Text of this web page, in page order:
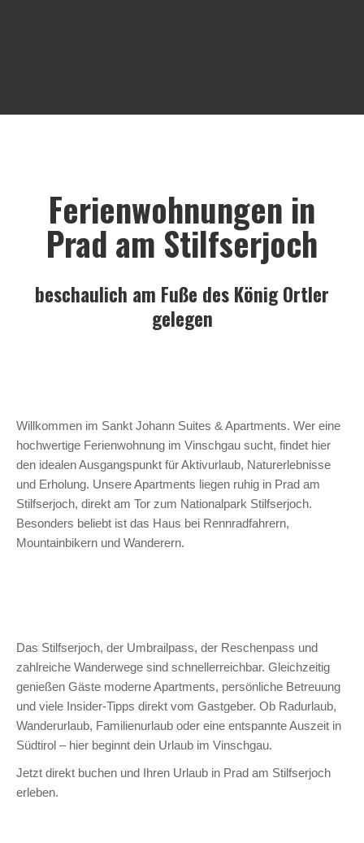
Ferienwohnungen in
Prad am Stilfserjoch
beschaulich am Fuße des König Ortler
gelegen
Willkommen im Sankt Johann Suites & Apartments. Wer eine
hochwertige Ferienwohnung im Vinschgau sucht, findet hier
den idealen Ausgangspunkt für Aktivurlaub, Naturerlebnisse
und Erholung. Unsere Apartments liegen ruhig in Prad am
Stilfserjoch, direkt am Tor zum Nationalpark Stilfserjoch.
Besonders beliebt ist das Haus bei Rennradfahrern,
Mountainbikern und Wanderern.
Das Stilfserjoch, der Umbrailpass, der Reschenpass und
zahlreiche Wanderwege sind schnellerreichbar. Gleichzeitig
genießen Gäste moderne Apartments, persönliche Betreuung
und viele Insider-Tipps direkt vom Gastgeber. Ob Radurlaub,
Wanderurlaub, Familienurlaub oder eine entspannte Auszeit in
Südtirol – hier beginnt dein Urlaub im Vinschgau.
Jetzt direkt buchen und Ihren Urlaub in Prad am Stilfserjoch
erleben.